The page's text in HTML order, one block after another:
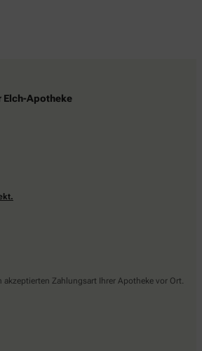
Elch-Apotheke
akzeptierten Zahlungsart Ihrer Apotheke vor Ort.